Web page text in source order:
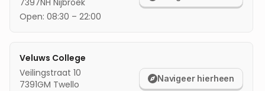
7397NH Nijbroek
Open: 08:30 – 22:00
Veluws College
Veilingstraat 10
7391GM Twello
Navigeer hierheen
locatie